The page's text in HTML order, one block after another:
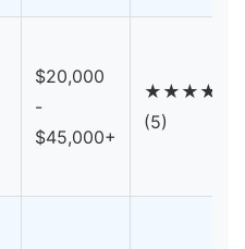
$20,000
-
$45,000+
★★★★★
(5)